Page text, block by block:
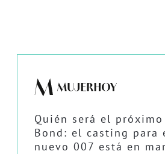
Quién será el próximo
Bond: el casting para
nuevo 007 está en